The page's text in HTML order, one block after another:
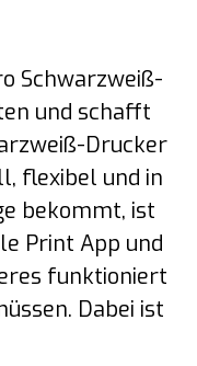
Schwarzweiß-
und schafft
Drucker
flexibel und in
bekommt, ist
Print App und
funktioniert
Dabei ist